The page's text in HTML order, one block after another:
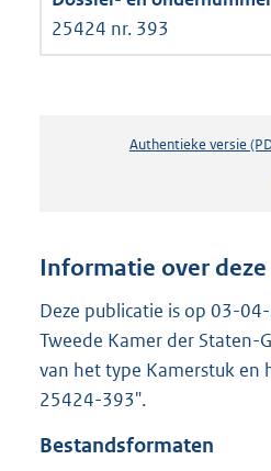
25424 nr. 393
Authentieke versie
Informatie over
Deze publicatie is op 03-
Tweede Kamer der Staten-
van het type Kamerstuk en
25424-393".
Bestandsformaten